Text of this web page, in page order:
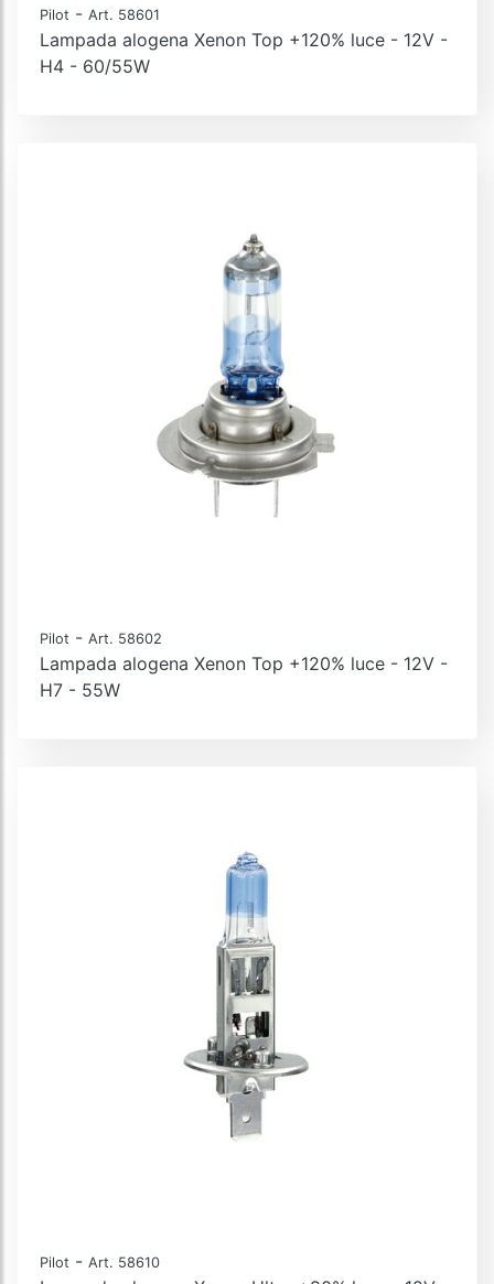
Pilot - Art. 58601
Lampada alogena Xenon Top +120% luce - 12V -
H4 - 60/55W
Pilot - Art. 58602
Lampada alogena Xenon Top +120% luce - 12V -
H7 - 55W
Pilot - Art. 58610